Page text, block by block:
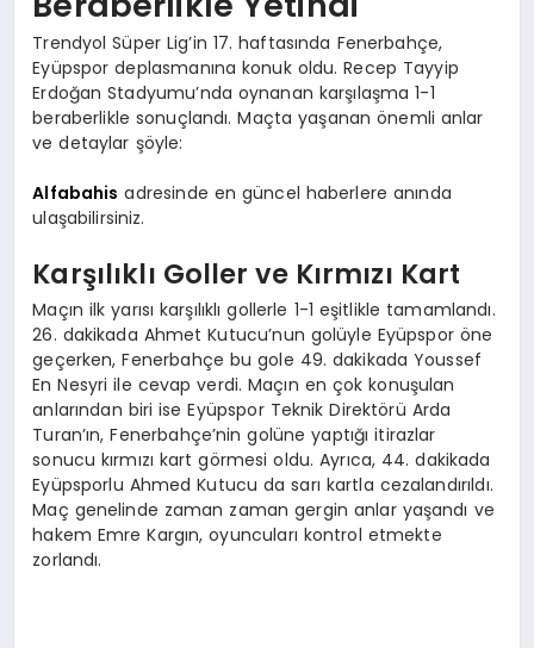
Trendyol Süper Lig’in 17. haftasında Fenerbahçe,
Eyüpspor deplasmanına konuk oldu. Recep Tayyip
Erdoğan Stadyumu’nda oynanan karşılaşma 1-1
beraberlikle sonuçlandı. Maçta yaşanan önemli anlar
ve detaylar şöyle:
Alfabahis adresinde en güncel haberlere anında
ulaşabilirsiniz.
Karşılıklı Goller ve Kırmızı Kart
Maçın ilk yarısı karşılıklı gollerle 1-1 eşitlikle tamamlandı.
26. dakikada Ahmet Kutucu’nun golüyle Eyüpspor öne
geçerken, Fenerbahçe bu gole 49. dakikada Youssef
En Nesyri ile cevap verdi. Maçın en çok konuşulan
anlarından biri ise Eyüpspor Teknik Direktörü Arda
Turan’ın, Fenerbahçe’nin golüne yaptığı itirazlar
sonucu kırmızı kart görmesi oldu. Ayrıca, 44. dakikada
Eyüpsporlu Ahmed Kutucu da sarı kartla cezalandırıldı.
Maç genelinde zaman zaman gergin anlar yaşandı ve
hakem Emre Kargın, oyuncuları kontrol etmekte
zorlandı.